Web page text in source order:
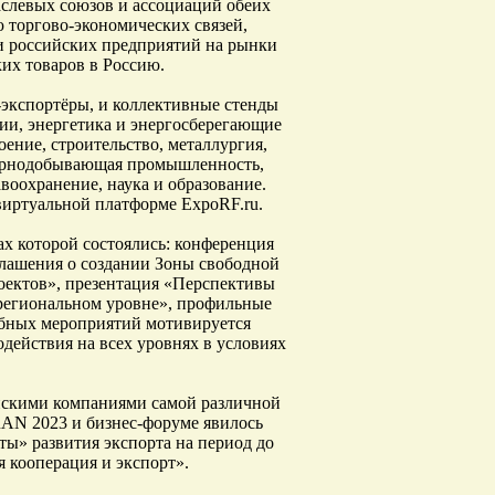
союзов и ассоциаций обеих
экономических связей,
предприятий на рынки
товаров в Россию.
и коллективные стенды
энергетика и энергосберегающие
строительство, металлургия,
промышленность,
наука и образование.
платформе ExpoRF.ru.
которой состоялись: конференция
о создании Зоны свободной
презентация «Перспективы
уровне», профильные
мероприятий мотивируется
на всех уровнях в условиях
компаниями самой различной
2023 и бизнес-форуме явилось
развития экспорта на период до
и экспорт».